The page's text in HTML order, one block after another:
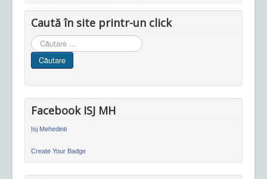
Caută în site printr-un click
Cauta
in
site
Căutare
Facebook ISJ MH
Isj Mehedinti
Create Your Badge